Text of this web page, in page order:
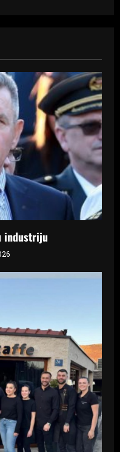
industriju